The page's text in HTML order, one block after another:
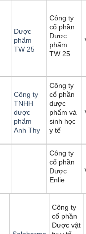
Dược
phẩm
TW 25
Công ty
cổ phần
Dược
phẩm
TW 25
Công ty
TNHH
dược
phẩm
Anh Thy
Công ty
cổ phần
dược
phẩm và
sinh học
y tế
Công ty
cổ phần
Dược
Enlie
Công ty
cổ phần
Dược vật